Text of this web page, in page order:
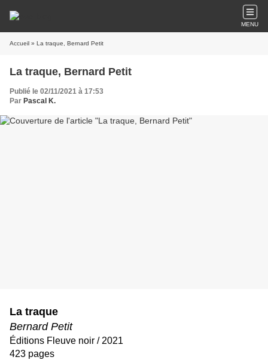
MENU
Accueil » La traque, Bernard Petit
La traque, Bernard Petit
Publié le 02/11/2021 à 17:53
Par Pascal K.
La traque
Bernard Petit
Éditions Fleuve noir / 2021
423 pages